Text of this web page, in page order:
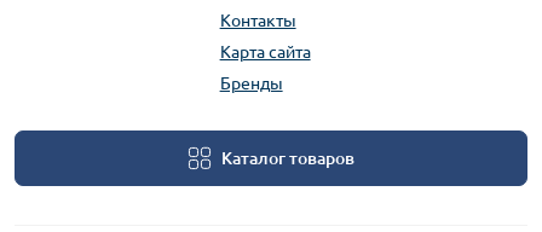
Контакты
Карта сайта
Бренды
Каталог товаров